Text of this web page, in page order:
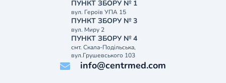
ПУНКТ ЗБОРУ № 1
вул. Героїв УПА 15
ПУНКТ ЗБОРУ № 3
вул. Миру 2
ПУНКТ ЗБОРУ № 4
смт. Скала-Подільська,
вул.Грушевського 103
info@centrmed.com